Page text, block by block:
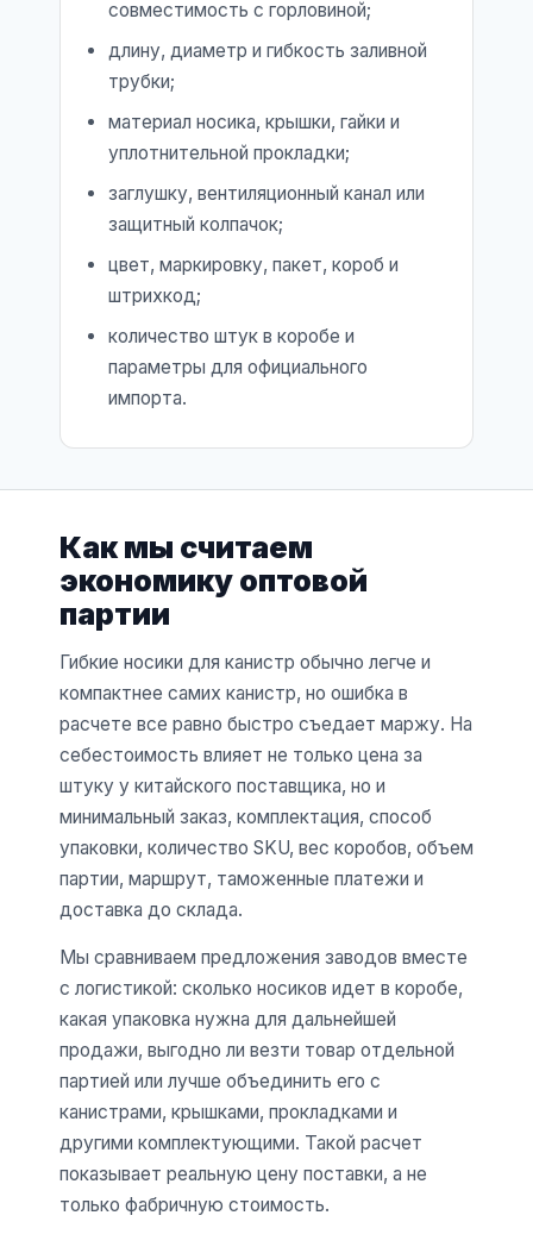
совместимость с горловиной;
длину, диаметр и гибкость заливной
трубки;
материал носика, крышки, гайки и
уплотнительной прокладки;
заглушку, вентиляционный канал или
защитный колпачок;
цвет, маркировку, пакет, короб и
штрихкод;
количество штук в коробе и
параметры для официального
импорта.
Как мы считаем
экономику оптовой
партии
Гибкие носики для канистр обычно легче и
компактнее самих канистр, но ошибка в
расчете все равно быстро съедает маржу. На
себестоимость влияет не только цена за
штуку у китайского поставщика, но и
минимальный заказ, комплектация, способ
упаковки, количество SKU, вес коробов, объем
партии, маршрут, таможенные платежи и
доставка до склада.
Мы сравниваем предложения заводов вместе
с логистикой: сколько носиков идет в коробе,
какая упаковка нужна для дальнейшей
продажи, выгодно ли везти товар отдельной
партией или лучше объединить его с
канистрами, крышками, прокладками и
другими комплектующими. Такой расчет
показывает реальную цену поставки, а не
только фабричную стоимость.